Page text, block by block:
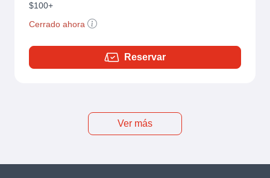
$100+
Cerrado ahora
Reservar
Ver más